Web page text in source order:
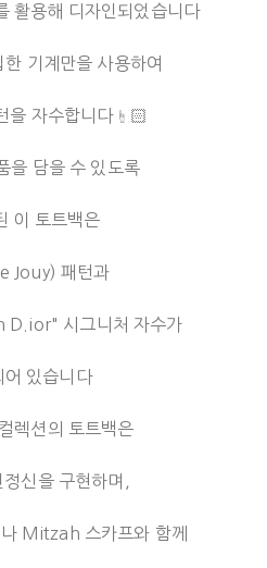
활용해 디자인되었습니다
기계만을 사용하여
을 자수합니다☝️🏻
을 담을 수 있도록
이 토트백은
Jouy) 패턴과
D.ior" 시그니처 자수가
어 있습니다
렉션의 토트백은
신을 구현하며,
Mitzah 스카프와 함께